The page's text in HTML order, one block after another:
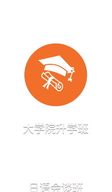
大学院升学班
日语会谈班